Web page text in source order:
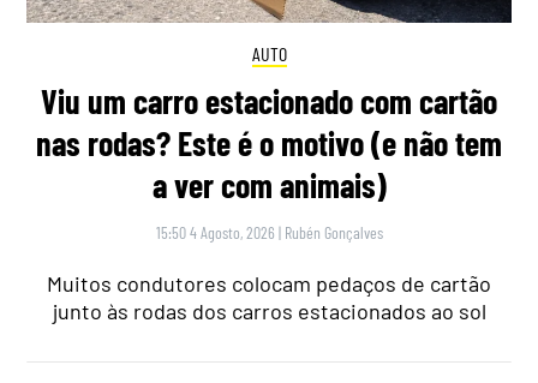
AUTO
Viu um carro estacionado com cartão
nas rodas? Este é o motivo (e não tem
a ver com animais)
15:50 4 Agosto, 2026 | Rubén Gonçalves
Muitos condutores colocam pedaços de cartão
junto às rodas dos carros estacionados ao sol